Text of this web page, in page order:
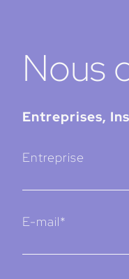
Nous
Entreprises,
Entreprise
E-mail*